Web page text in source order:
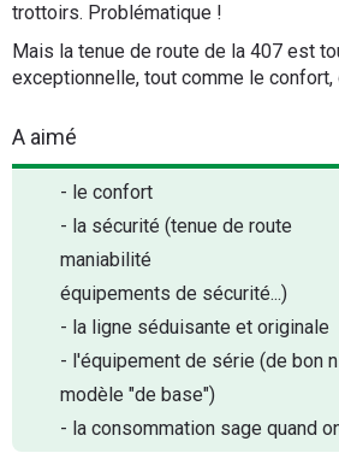
trottoirs. Problématique !
Mais la tenue de route de la 407 est
exceptionnelle, tout comme le confort,
A aimé
- le confort
- la sécurité (tenue de route
maniabilité
équipements de sécurité...)
- la ligne séduisante et originale
- l'équipement de série (de bon
modèle "de base")
- la consommation sage quand